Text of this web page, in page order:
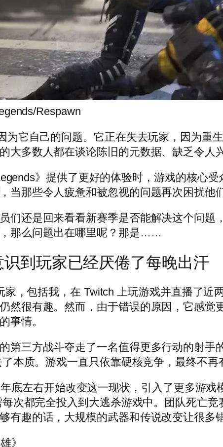
Respawn
为它自己的问题。它正在失去玩家，因为重
大多数人都在谈论陈旧的元数据、缺乏令人
》提供了更好的体验时，游戏的核心
当那些令人疲惫和被忽视的问题再次困扰他
们还是回来看看新赛季是否能解决这个问
那么问题出在哪里呢？那是……
到玩家已经厌倦了每晚出汗
家，包括我，在 Twitch 上玩游戏并直播了
然很有趣。然而，由于错误的原因，它感
事情。
第三方战斗夺走了一名值得更多行动的射
本质。游戏一直只依靠硬核竞争，最终不再
底左右开始改变这一现状，引入了更多游
次都完全投入到大逃杀游戏中。团队死亡
有趣的话，大规模的武器和传说改变让很多